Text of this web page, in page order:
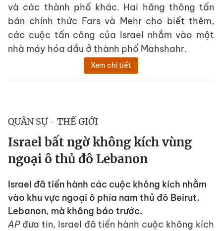
và các thành phố khác. Hai hãng thông tấn
bán chính thức Fars và Mehr cho biết thêm,
các cuộc tấn công của Israel nhắm vào một
nhà máy hóa dầu ở thành phố Mahshahr.
Xem chi tiết
QUÂN SỰ - THẾ GIỚI
Israel bất ngờ không kích vùng
ngoại ô thủ đô Lebanon
Israel đã tiến hành các cuộc không kích nhằm
vào khu vực ngoại ô phía nam thủ đô Beirut,
Lebanon, mà không báo trước.
APđưa tin, Israel đã tiến hành cuộc không kích